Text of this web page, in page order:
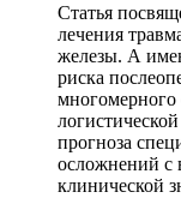
Статья
лечения
железы. А
риска
многомерного
прогноза
осложнений с
клинической